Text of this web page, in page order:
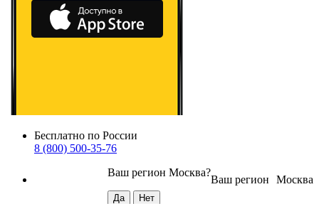
Бесплатно по России
8 (800) 500-35-76
Москва
Ваш регион
Ваш регион Москва?